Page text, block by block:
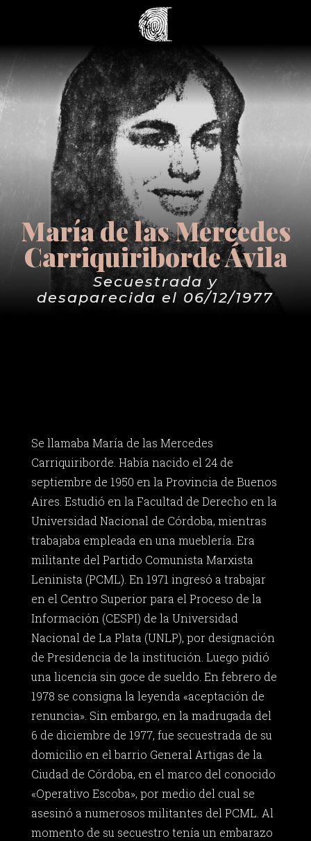
María de las Mercedes
Carriquiriborde Ávila
Secuestrada y
desaparecida el 06/12/1977
Se llamaba María de las Mercedes
Carriquiriborde. Había nacido el 24 de
septiembre de 1950 en la Provincia de Buenos
Aires. Estudió en la Facultad de Derecho en la
Universidad Nacional de Córdoba, mientras
trabajaba empleada en una mueblería. Era
militante del Partido Comunista Marxista
Leninista (PCML). En 1971 ingresó a trabajar
en el Centro Superior para el Proceso de la
Información (CESPI) de la Universidad
Nacional de La Plata (UNLP), por designación
de Presidencia de la institución. Luego pidió
una licencia sin goce de sueldo. En febrero de
1978 se consigna la leyenda «aceptación de
renuncia». Sin embargo, en la madrugada del
6 de diciembre de 1977, fue secuestrada de su
domicilio en el barrio General Artigas de la
Ciudad de Córdoba, en el marco del conocido
«Operativo Escoba», por medio del cual se
asesinó a numerosos militantes del PCML. Al
momento de su secuestro tenía un embarazo